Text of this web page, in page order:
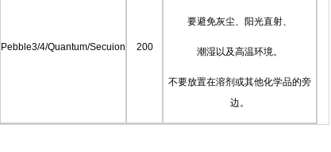
Pebble3/4/Quantum/Secuion 200
要避免灰尘、阳光直射、
潮湿以及高温环境。
不要放置在溶剂或其他化学品的旁
边。